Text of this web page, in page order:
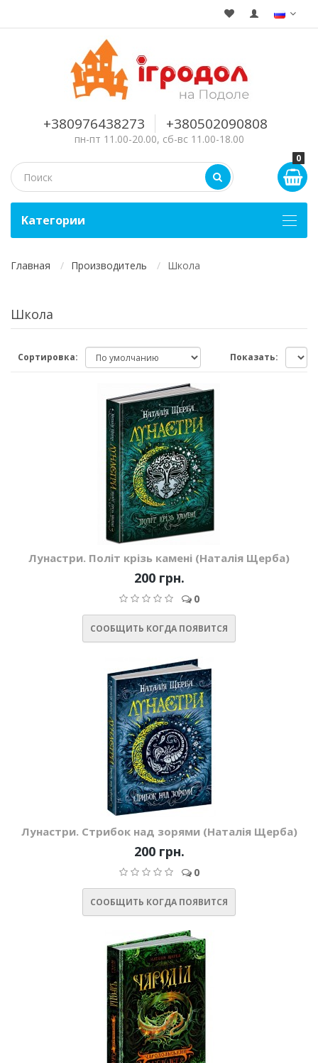
+380976438273 +380502090808
пн-пт 11.00-20.00, сб-вс 11.00-18.00
0
Kатегории
Главная Производитель Школа
Школа
Сортировка: Показать:
Лунастри. Політ крізь камені (Наталія Щерба)
200 грн.
0
СООБЩИТЬ КОГДА ПОЯВИТСЯ
Лунастри. Стрибок над зорями (Наталія Щерба)
200 грн.
0
СООБЩИТЬ КОГДА ПОЯВИТСЯ